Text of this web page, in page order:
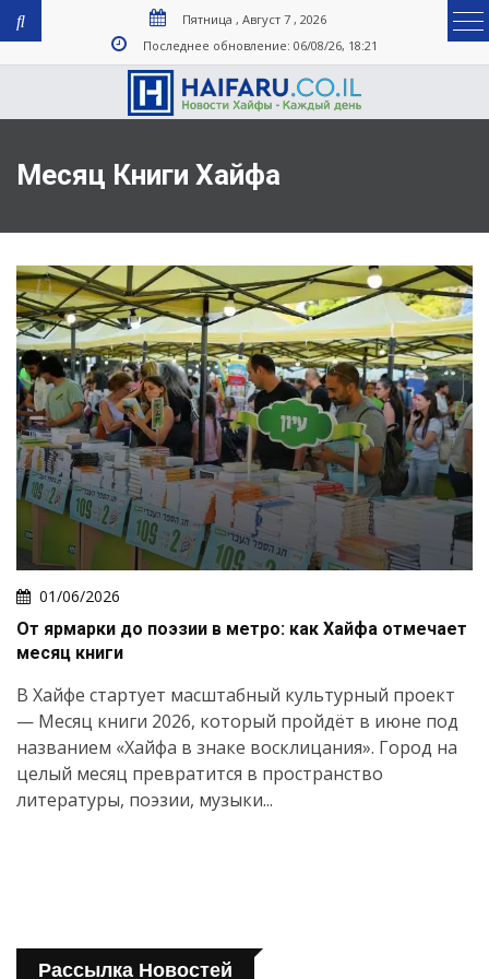
Пятница , Август 7 , 2026
Последнее обновление: 06/08/26, 18:21
Месяц Книги Хайфа
01/06/2026
От ярмарки до поэзии в метро: как Хайфа отмечает
месяц книги
В Хайфе стартует масштабный культурный проект
— Месяц книги 2026, который пройдёт в июне под
названием «Хайфа в знаке восклицания». Город на
целый месяц превратится в пространство
литературы, поэзии, музыки...
Рассылка Новостей